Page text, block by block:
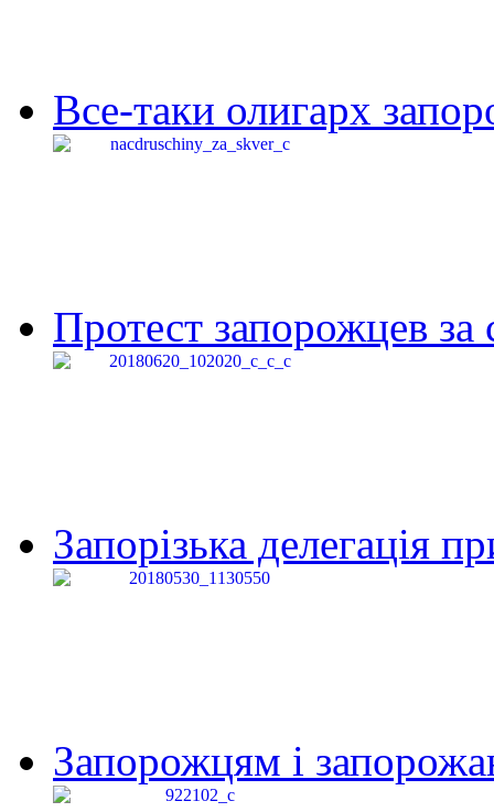
Все-таки олигарх
Протест запорожцев за
Запорізька делегація
Запорожцям і